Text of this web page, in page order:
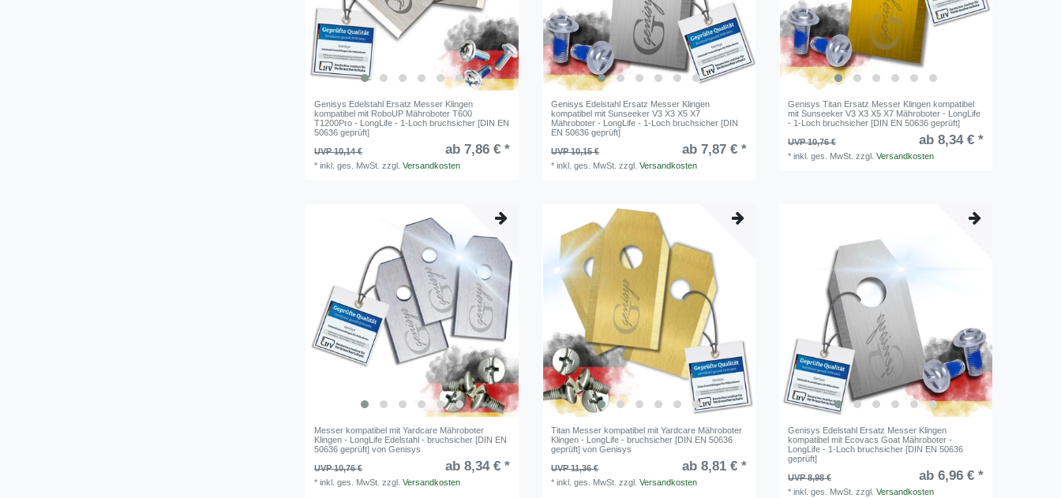
Genisys Edelstahl Ersatz Messer Klingen
kompatibel mit RoboUP Mähroboter T600
T1200Pro - LongLife - 1-Loch bruchsicher [DIN EN
50636 geprüft]
UVP 10,14 €
ab 7,86 € *
*inkl. ges. MwSt. zzgl.Versandkosten
Genisys Edelstahl Ersatz Messer Klingen
kompatibel mit Sunseeker V3 X3 X5 X7
Mähroboter - LongLife - 1-Loch bruchsicher [DIN
EN 50636 geprüft]
UVP 10,15 €
ab 7,87 € *
*inkl. ges. MwSt. zzgl.Versandkosten
Genisys Titan Ersatz Messer Klingen kompatibel
mit Sunseeker V3 X3 X5 X7 Mähroboter - LongLife
- 1-Loch bruchsicher [DIN EN 50636 geprüft]
UVP 10,76 €
ab 8,34 € *
*inkl. ges. MwSt. zzgl.Versandkosten
Messer kompatibel mit Yardcare Mähroboter
Klingen - LongLife Edelstahl - bruchsicher [DIN EN
50636 geprüft] von Genisys
UVP 10,76 €
ab 8,34 € *
*inkl. ges. MwSt. zzgl.Versandkosten
Titan Messer kompatibel mit Yardcare Mähroboter
Klingen - LongLife - bruchsicher [DIN EN 50636
geprüft] von Genisys
UVP 11,36 €
ab 8,81 € *
*inkl. ges. MwSt. zzgl.Versandkosten
Genisys Edelstahl Ersatz Messer Klingen
kompatibel mit Ecovacs Goat Mähroboter -
LongLife - 1-Loch bruchsicher [DIN EN 50636
geprüft]
UVP 8,98 €
ab 6,96 € *
*inkl. ges. MwSt. zzgl.Versandkosten